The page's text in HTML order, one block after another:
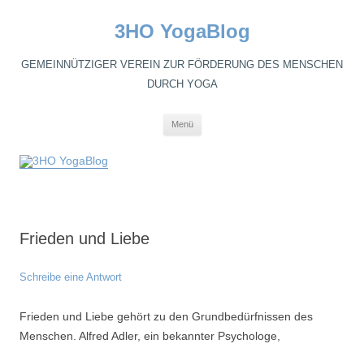
3HO YogaBlog
GEMEINNÜTZIGER VEREIN ZUR FÖRDERUNG DES MENSCHEN
DURCH YOGA
Menü
Frieden und Liebe
Schreibe eine Antwort
Frieden und Liebe gehört zu den Grundbedürfnissen des
Menschen. Alfred Adler, ein bekannter Psychologe,